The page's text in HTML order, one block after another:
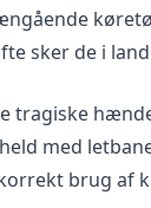
sker de i
tragiske
med
brug af